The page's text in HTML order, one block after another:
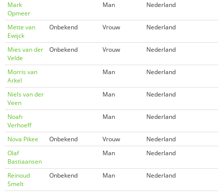
Mark
Opmeer
Man Nederland
Mette van
Ewijck
Onbekend Vrouw Nederland
Mies van der
Velde
Onbekend Vrouw Nederland
Morris van
Arkel
Man Nederland
Niels van der
Veen
Man Nederland
Noah
Verhoeff
Man Nederland
Nova Pikee Onbekend Vrouw
Nederland
Olaf
Bastiaansen
Man Nederland
Reinoud
Smelt
Onbekend Man Nederland